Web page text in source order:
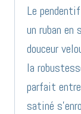
Le
un ruban en
douceur
la
parfait
satiné